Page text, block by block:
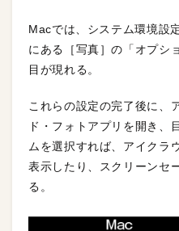
Macでは、システム環境設
にある［写真］の「オプシ
目が現れる。
これらの設定の完了後に、
ド・フォトアプリを開き、
ムを選択すれば、アイクラ
表示したり、スクリーンセ
る。